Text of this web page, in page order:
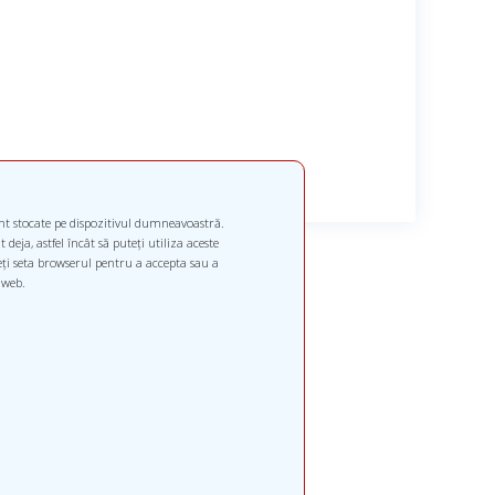
pe dispozitivul dumneavoastră.
astfel încât să puteți utiliza aceste
seta browserul pentru a accepta sau a